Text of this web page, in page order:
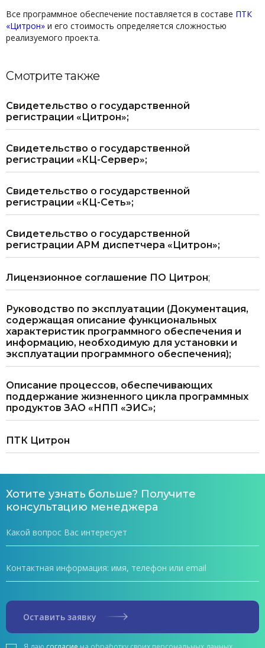
Все программное обеспечение поставляется в составе ПТК
«Цитрон» и его стоимость определяется сложностью
реализуемого проекта.
Смотрите также
Свидетельство о государственной
регистрации «Цитрон»;
Свидетельство о государственной
регистрации «КЦ-Сервер»;
Свидетельство о государственной
регистрации «КЦ-Сеть»;
Свидетельство о государственной
регистрации АРМ диспетчера «Цитрон»;
Лицензионное соглашение ПО Цитрон;
Руководство по эксплуатации (Документация,
содержащая описание функциональных
характеристик программного обеспечения и
информацию, необходимую для установки и
эксплуатации программного обеспечения);
Описание процессов, обеспечивающих
поддержание жизненного цикла программных
продуктов ЗАО «НПП «ЭИС»;
ПТК Цитрон
Хотите узнать больше? Получите
консультацию менеджера
Оставить заявку